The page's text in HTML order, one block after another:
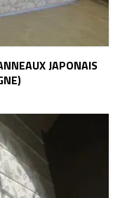
JAPONAIS